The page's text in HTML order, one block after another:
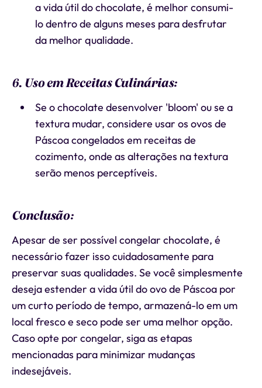
a vida útil do chocolate, é melhor consumi-
lo dentro de alguns meses para desfrutar
da melhor qualidade.
6. Uso em Receitas Culinárias:
Se o chocolate desenvolver 'bloom' ou se a
textura mudar, considere usar os ovos de
Páscoa congelados em receitas de
cozimento, onde as alterações na textura
serão menos perceptíveis.
Conclusão:
Apesar de ser possível congelar chocolate, é
necessário fazer isso cuidadosamente para
preservar suas qualidades. Se você simplesmente
deseja estender a vida útil do ovo de Páscoa por
um curto período de tempo, armazená-lo em um
local fresco e seco pode ser uma melhor opção.
Caso opte por congelar, siga as etapas
mencionadas para minimizar mudanças
indesejáveis.